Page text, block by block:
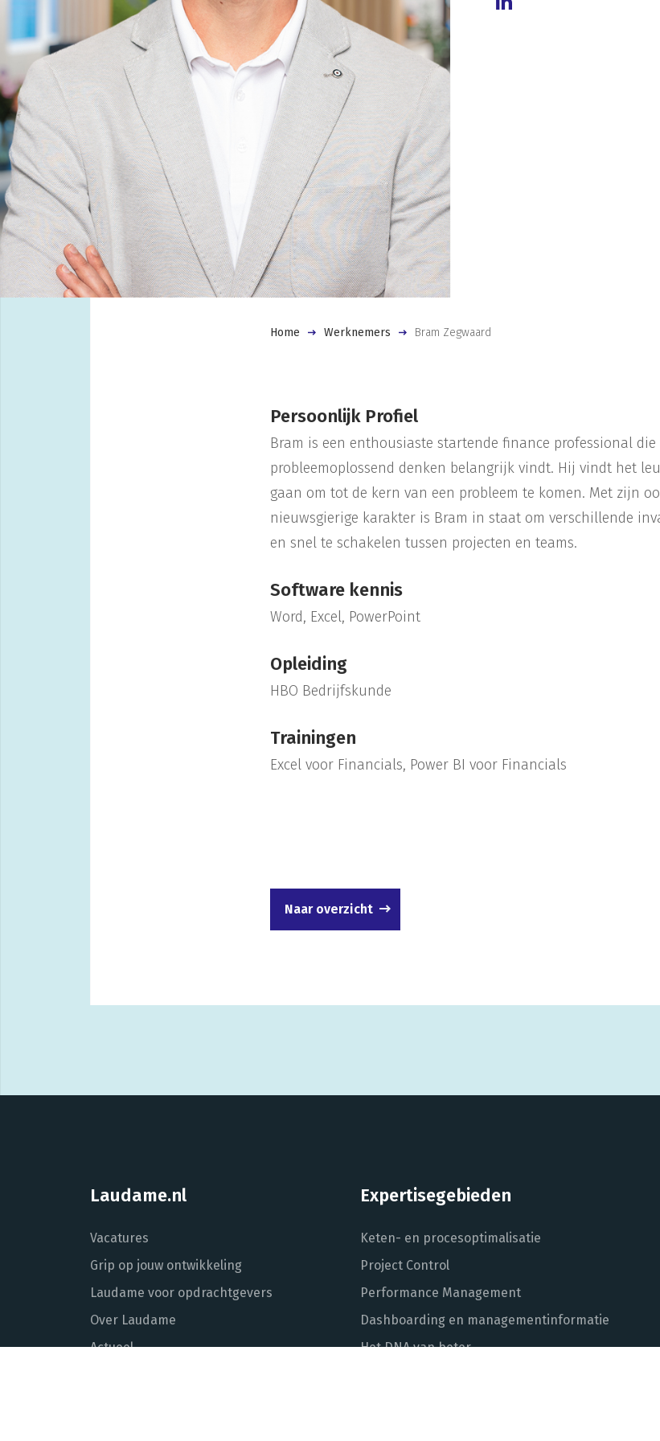
Home Werknemers Bram Zegwaard
Persoonlijk Profiel
Bram is een enthousiaste startende finance professional
probleemoplossend denken belangrijk vindt. Hij vindt het
gaan om tot de kern van een probleem te komen. Met zijn
nieuwsgierige karakter is Bram in staat om verschillende
en snel te schakelen tussen projecten en teams.
Software kennis
Word, Excel, PowerPoint
Opleiding
HBO Bedrijfskunde
Trainingen
Excel voor Financials, Power BI voor Financials
Naar overzicht
Laudame.nl
Vacatures
Grip op jouw ontwikkeling
Laudame voor opdrachtgevers
Over Laudame
Actueel
Expertisegebieden
Keten- en procesoptimalisatie
Project Control
Performance Management
Dashboarding en managementinformatie
Het DNA van beter